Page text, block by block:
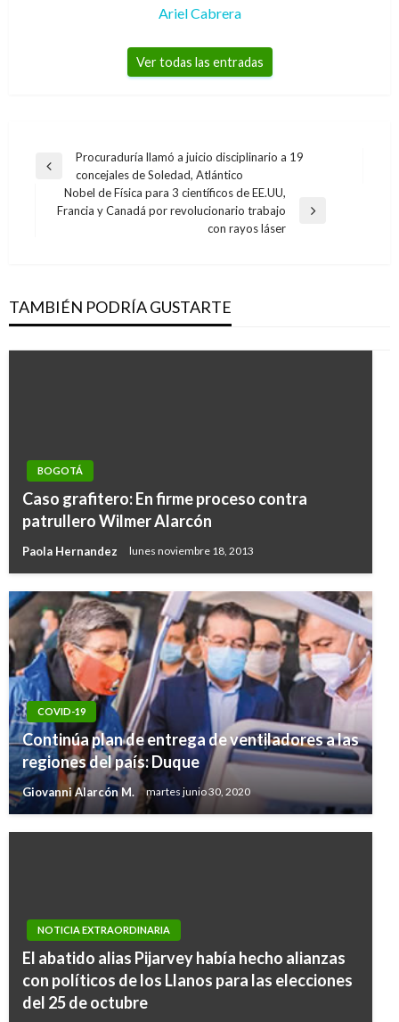
Ariel Cabrera
Ver todas las entradas
Navegación
entradas
Entrada
anterior
Procuraduría llamó a juicio disciplinario a 19
concejales de Soledad, Atlántico
Entrada
Nobel de Física para 3 científicos de EE.UU,
Francia y Canadá por revolucionario trabajo
con rayos láser
TAMBIÉN PODRÍA GUSTARTE
BOGOTÁ
Caso grafitero: En firme proceso contra
patrullero Wilmer Alarcón
Paola Hernandez lunes noviembre 18, 2013
COVID-19
Continúa plan de entrega de ventiladores a las
regiones del país: Duque
Giovanni Alarcón M. martes junio 30, 2020
NOTICIA EXTRAORDINARIA
El abatido alias Pijarvey había hecho alianzas
con políticos de los Llanos para las elecciones
del 25 de octubre